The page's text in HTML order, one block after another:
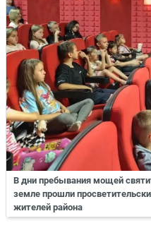
В дни пребывания мощей
земле прошли
жителей района